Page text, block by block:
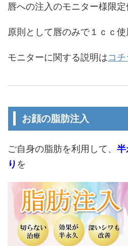
唇への注入のモニター様限定
原則として唇のみで１ｃｃ
モニターに関する説明はコチ
お顔の脂肪注入
ご自身の脂肪を利用して、 半
り を